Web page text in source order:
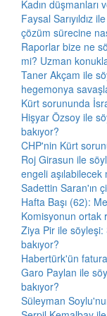
Kadın düşmanları
Faysal Sarıyıldız
çözüm sürecine
Raporlar bize ne
mi? Uzman
Taner Akçam ile
hegemonya
Kürt sorununda
Hişyar Özsoy ile
bakıyor?
CHP'nin Kürt
Roj Girasun ile
engeli aşılabilecek
Sadettin Saran'ın
Hafta Başı (62):
Komisyonun ortak
Ziya Pir ile söyleşi:
bakıyor?
Habertürk'ün
Garo Paylan ile
bakıyor?
Süleyman